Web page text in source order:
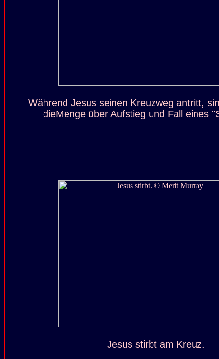
Während Jesus seinen Kreuzweg antritt,
dieMenge über Aufstieg und Fall eines
Jesus stirbt am Kreuz.